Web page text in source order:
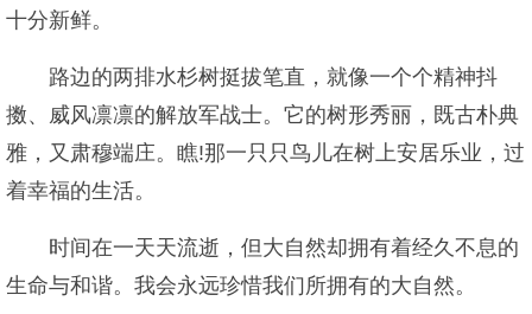
十分新鲜。
路边的两排水杉树挺拔笔直，就像一个个精神抖
擞、威风凛凛的解放军战士。它的树形秀丽，既古朴典
雅，又肃穆端庄。瞧!那一只只鸟儿在树上安居乐业，过
着幸福的生活。
时间在一天天流逝，但大自然却拥有着经久不息的
生命与和谐。我会永远珍惜我们所拥有的大自然。